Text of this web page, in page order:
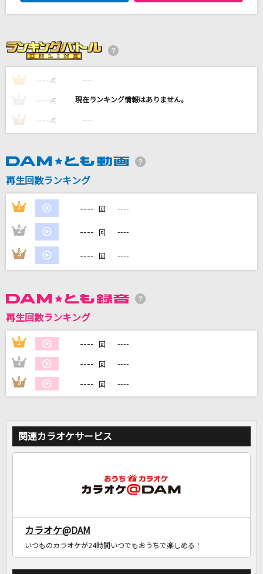
iLiFE!
道
MR.TAXI
Aimer(エメ)
カラオケ最新情報をチェック！
1 ---- 点 ----
---- 点 ----
3 ---- 点 ----
再生回数ランキング
1 ---- 回 ----
2 ---- 回 ----
3 ---- 回 ----
再生回数ランキング
1 ---- 回 ----
2 ---- 回 ----
3 ---- 回 ----
関連カラオケサービス
カラオケ@DAM
いつものカラオケが24時間いつでもおうちで楽しめる！